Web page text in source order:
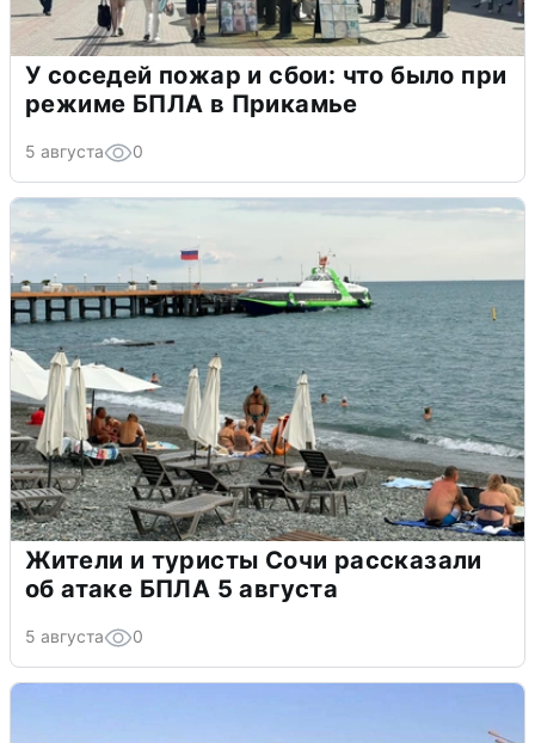
У соседей пожар и сбои: что было при
режиме БПЛА в Прикамье
5 августа 0
Жители и туристы Сочи рассказали
об атаке БПЛА 5 августа
5 августа 0